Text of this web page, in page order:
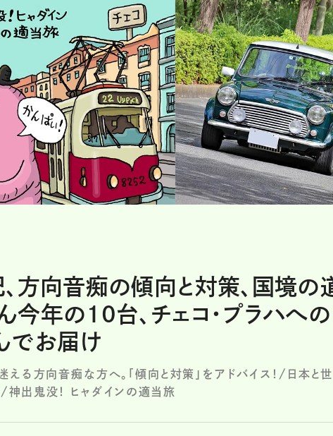
、方向音痴の傾向と対策、国境の
今年の10台、チェコ・プラハへの
でお届け
る方向音痴な方へ。「傾向と対策」をアドバイス！/日本と
出鬼没！ ヒャダインの適当旅